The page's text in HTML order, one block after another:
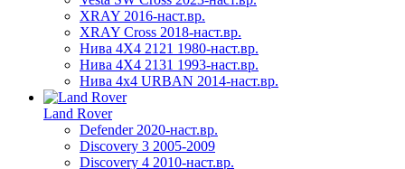
XRAY 2016-наст.вр.
XRAY Cross 2018-наст.вр.
Нива 4X4 2121 1980-наст.вр.
Нива 4X4 2131 1993-наст.вр.
Нива 4х4 URBAN 2014-наст.вр.
Land Rover
Defender 2020-наст.вр.
Discovery 3 2005-2009
Discovery 4 2010-наст.вр.